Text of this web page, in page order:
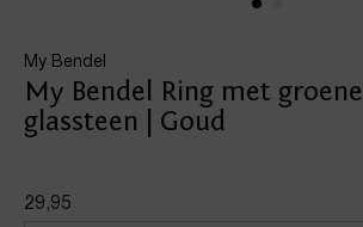
My Bendel
My Bendel Ring met groene
glassteen | Goud
29,95